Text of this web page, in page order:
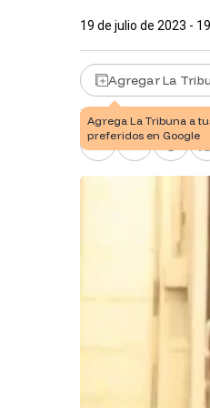
19 de julio de 2023 -
Agregar La
Facebook
X